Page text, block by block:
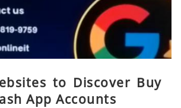
to Discover Buy
App Accounts